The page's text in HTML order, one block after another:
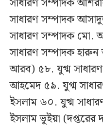
সাধারণ সম্পাদক
সাধারণ সম্পাদক মো.
সাধারণ সম্পাদক
আরব) ৫৮. যুগ্ম
আহমেদ ৫৯. যুগ্ম
ইসলাম ৬০. যুগ্ম
ইসলাম ভূইয়া (দপ্তরের